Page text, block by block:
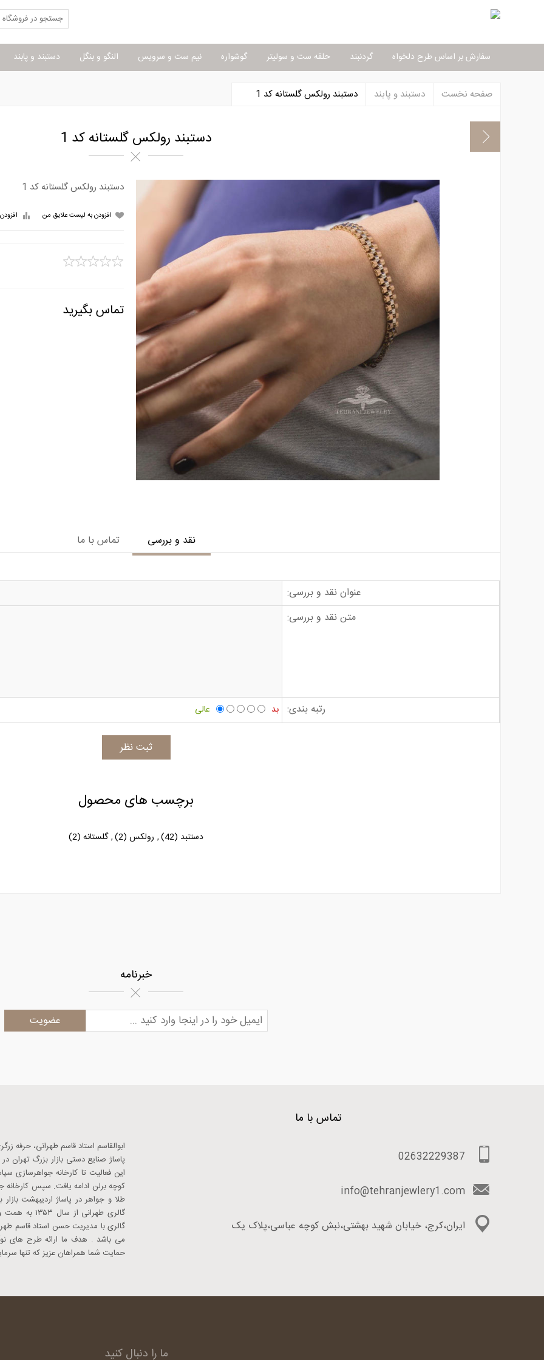
سفارش بر اساس طرح دلخواه گردنبند حلقه ست و سولیتر گوشواره نیم ست و سرویس النگو و بنگل دستبند و پابند
صفحه نخست دستبند و پابند دستبند رولکس گلستانه کد 1
دستبند رولکس گلستانه کد 1
دستبند رولکس گلستانه کد 1
تماس بگیرید
نقد و بررسی تماس با ما
عنوان نقد و بررسی:
متن نقد و بررسی:
رتبه بندی: بد عالی
برچسب های محصول
دستنبد (42)
, رولکس (2)
, گلستانه (2)
خبرنامه
تماس با ما
02632229387
info@tehranjewlery1.com
ایران،کرج، خیابان شهید بهشتی،نبش کوچه عباسی،پلاک یک
پاساژ صنایع دستی بازار بزرگ
این فعالیت تا کارخانه جواهرسازی
کوچه برلن ادامه یافت. سپس کارخانه
طلا و جواهر در پاساژ اردیبهشت
گالری
گالری با مدیریت حسن استاد قاسم
می باشد . هدف ما ارائه طرح های
حمایت شما همراهان عزیز که تنها
ما را دنبال کنید